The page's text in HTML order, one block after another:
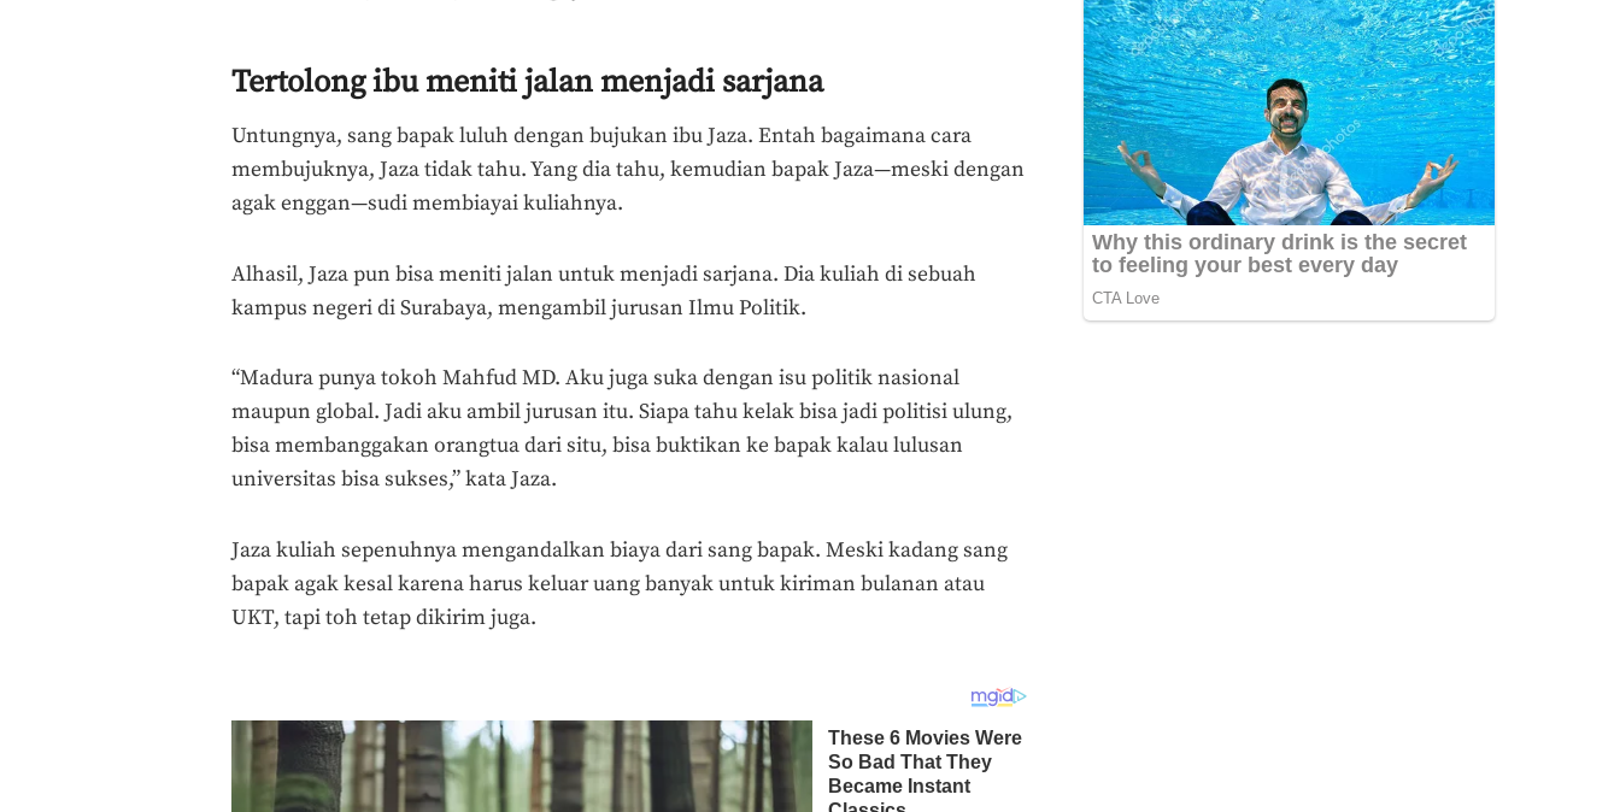
Tertolong ibu meniti jalan menjadi sarjana
Untungnya, sang bapak luluh dengan bujukan ibu Jaza. Entah bagaimana cara
membujuknya, Jaza tidak tahu. Yang dia tahu, kemudian bapak Jaza—meski dengan
agak enggan—sudi membiayai kuliahnya.
Alhasil, Jaza pun bisa meniti jalan untuk menjadi sarjana. Dia kuliah di sebuah
kampus negeri di Surabaya, mengambil jurusan Ilmu Politik.
“Madura punya tokoh Mahfud MD. Aku juga suka dengan isu politik nasional
maupun global. Jadi aku ambil jurusan itu. Siapa tahu kelak bisa jadi politisi ulung,
bisa membanggakan orangtua dari situ, bisa buktikan ke bapak kalau lulusan
universitas bisa sukses,” kata Jaza.
Jaza kuliah sepenuhnya mengandalkan biaya dari sang bapak. Meski kadang sang
bapak agak kesal karena harus keluar uang banyak untuk kiriman bulanan atau
UKT, tapi toh tetap dikirim juga.